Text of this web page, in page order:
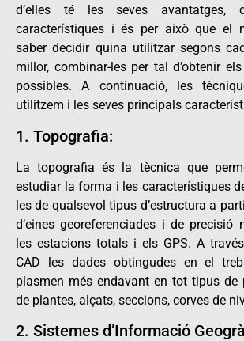
d’elles té les seves avantatges,
característiques i és per això que el
saber decidir quina utilitzar segons
millor, combinar-les per tal d’obtenir
possibles. A continuació, les
utilitzem i les seves principals
1. Topografia:
La topografia és la tècnica que
estudiar la forma i les característiques
les de qualsevol tipus d’estructura a
d’eines georeferenciades i de precisió
les estacions totals i els GPS. A
CAD les dades obtingudes en el
plasmen més endavant en tot tipus de
de plantes, alçats, seccions, corves de
2. Sistemes d’Informació